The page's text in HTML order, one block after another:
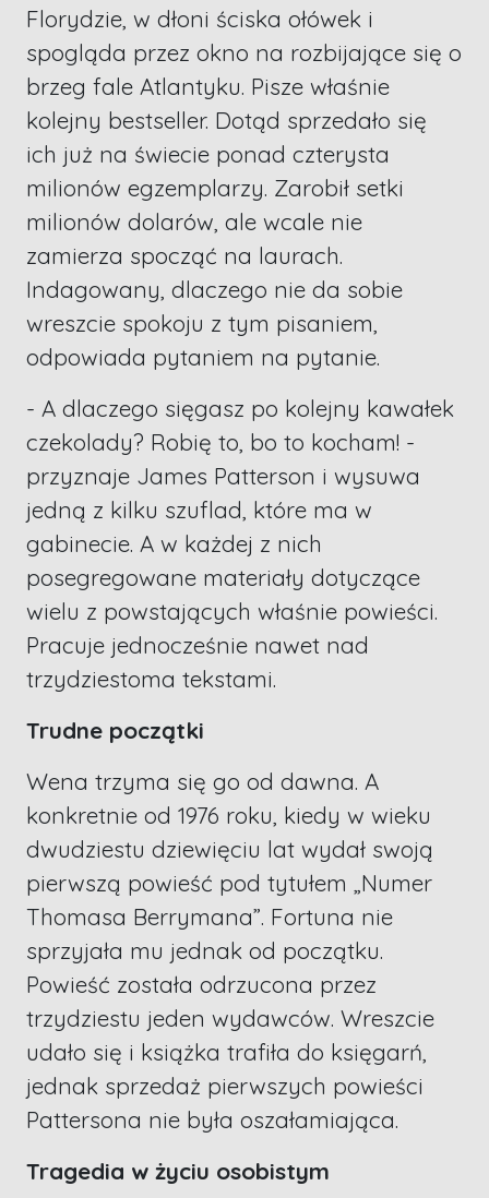
Florydzie, w dłoni ściska ołówek i
spogląda przez okno na rozbijające się o
brzeg fale Atlantyku. Pisze właśnie
kolejny bestseller. Dotąd sprzedało się
ich już na świecie ponad czterysta
milionów egzemplarzy. Zarobił setki
milionów dolarów, ale wcale nie
zamierza spocząć na laurach.
Indagowany, dlaczego nie da sobie
wreszcie spokoju z tym pisaniem,
odpowiada pytaniem na pytanie.
- A dlaczego sięgasz po kolejny kawałek
czekolady? Robię to, bo to kocham! -
przyznaje James Patterson i wysuwa
jedną z kilku szuflad, które ma w
gabinecie. A w każdej z nich
posegregowane materiały dotyczące
wielu z powstających właśnie powieści.
Pracuje jednocześnie nawet nad
trzydziestoma tekstami.
Trudne początki
Wena trzyma się go od dawna. A
konkretnie od 1976 roku, kiedy w wieku
dwudziestu dziewięciu lat wydał swoją
pierwszą powieść pod tytułem „Numer
Thomasa Berrymana”. Fortuna nie
sprzyjała mu jednak od początku.
Powieść została odrzucona przez
trzydziestu jeden wydawców. Wreszcie
udało się i książka trafiła do księgarń,
jednak sprzedaż pierwszych powieści
Pattersona nie była oszałamiająca.
Tragedia w życiu osobistym